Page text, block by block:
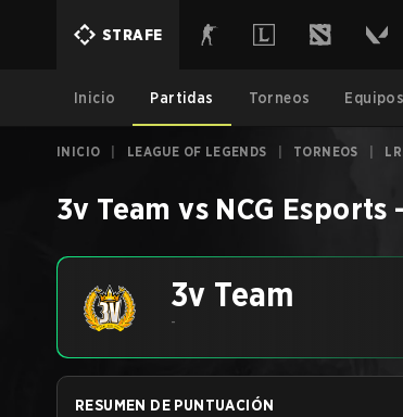
STRAFE
Inicio Partidas Torneos Equipos
INICIO LEAGUE OF LEGENDS TORNEOS
3v Team vs NCG Esports
3v Team
-
RESUMEN DE PUNTUACIÓN